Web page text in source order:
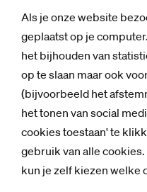
Als je onze website
geplaatst op je
het bijhouden van
op te slaan maar ook
(bijvoorbeeld het
het tonen van social
cookies toestaan' te
gebruik van alle
kun je zelf kiezen welke